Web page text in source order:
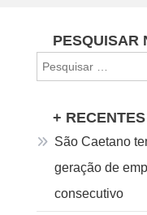
PESQUISAR
+ RECENTES
São Caetano
geração de
consecutivo